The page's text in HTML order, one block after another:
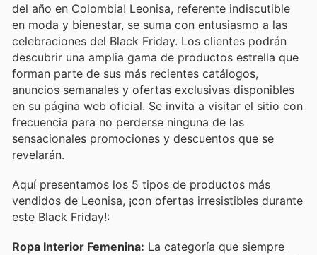
del año en Colombia! Leonisa, referente indiscutible
en moda y bienestar, se suma con entusiasmo a las
celebraciones del Black Friday. Los clientes podrán
descubrir una amplia gama de productos estrella que
forman parte de sus más recientes catálogos,
anuncios semanales y ofertas exclusivas disponibles
en su página web oficial. Se invita a visitar el sitio con
frecuencia para no perderse ninguna de las
sensacionales promociones y descuentos que se
revelarán.
Aquí presentamos los 5 tipos de productos más
vendidos de Leonisa, ¡con ofertas irresistibles durante
este Black Friday!:
Ropa Interior Femenina: La categoría que siempre